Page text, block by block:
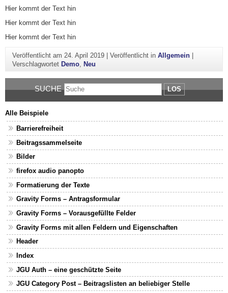
Hier kommt der Text hin
Hier kommt der Text hin
Hier kommt der Text hin
Veröffentlicht am 24. April 2019| Veröffentlicht in Allgemein|
Verschlagwortet Demo, Neu
SUCHE LOS
Alle Beispiele
Barrierefreiheit
Beitragssammelseite
Bilder
firefox audio panopto
Formatierung der Texte
Gravity Forms – Antragsformular
Gravity Forms – Vorausgefüllte Felder
Gravity Forms mit allen Feldern und Eigenschaften
Header
Index
JGU Auth – eine geschützte Seite
JGU Category Post – Beitragslisten an beliebiger Stelle